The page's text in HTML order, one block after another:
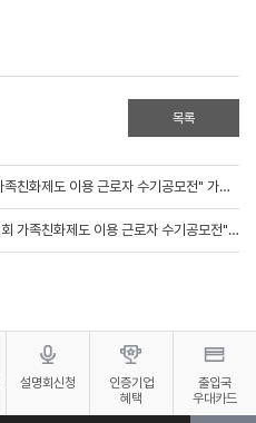
목록
[이벤트]"2025년 제3회 가족친화제도 이용 근로자 수기공모전" 가족친화업무담당자 대상 이벤트
[당첨자발표]"2025년 제3회 가족친화제도 이용 근로자 수기공모전" 가족친화업무담당자 대상 이벤트
설명회신청
인증기업
혜택
출입국
우대카드